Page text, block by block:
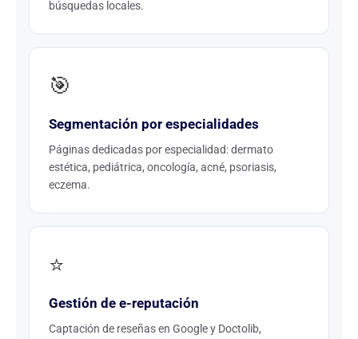
búsquedas locales.
🎯
Segmentación por especialidades
Páginas dedicadas por especialidad: dermato
estética, pediátrica, oncología, acné, psoriasis,
eczema.
⭐
Gestión de e-reputación
Captación de reseñas en Google y Doctolib,